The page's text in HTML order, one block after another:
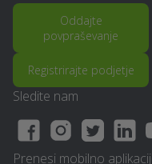
Oddajte
povpraševanje
Registrirajte podjetje
Sledite nam
Prenesi mobilno